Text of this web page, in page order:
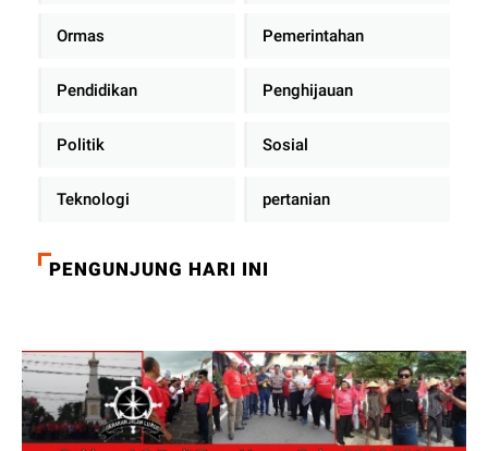
Ormas Pemerintahan
Pendidikan Penghijauan
Politik Sosial
Teknologi pertanian
PENGUNJUNG HARI INI